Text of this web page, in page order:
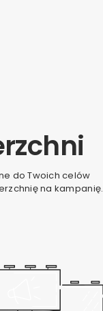
do Twoich celów
na kampanię.